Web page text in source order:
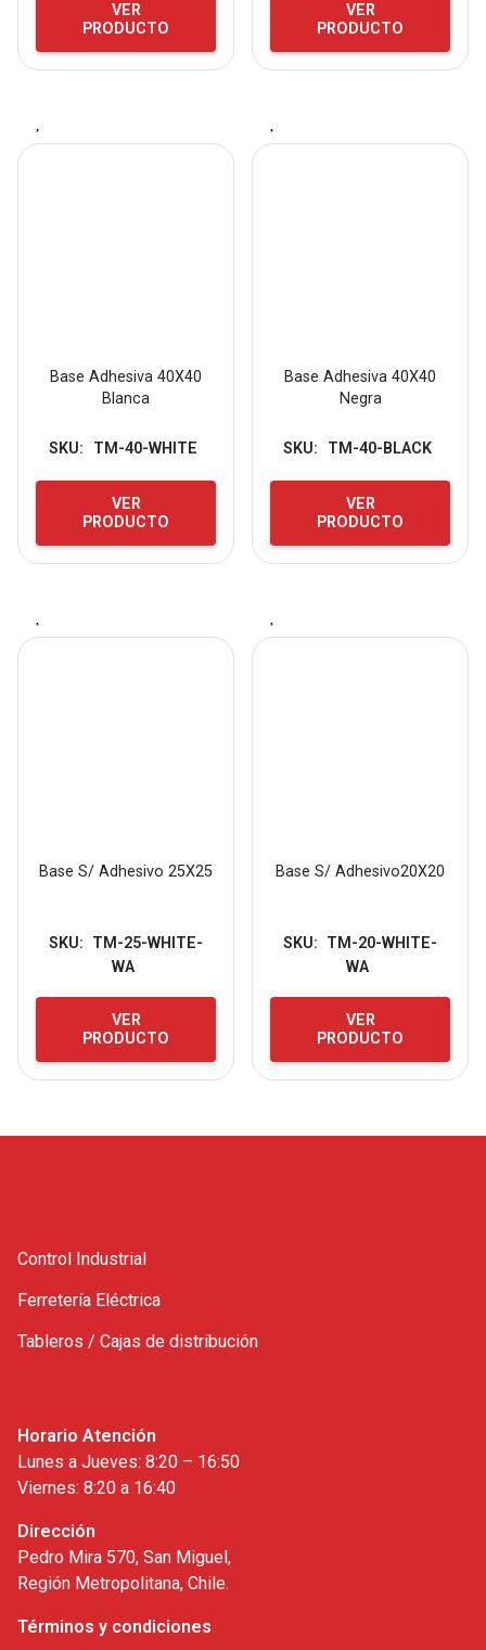
VER
PRODUCTO
VER
PRODUCTO
Base Adhesiva 40X40
Blanca
SKU: TM-40-WHITE
VER
PRODUCTO
Base Adhesiva 40X40
Negra
SKU: TM-40-BLACK
VER
PRODUCTO
Base S/ Adhesivo 25X25
SKU: TM-25-WHITE-
WA
VER
PRODUCTO
Base S/ Adhesivo20X20
SKU: TM-20-WHITE-
WA
VER
PRODUCTO
Control Industrial
Ferretería Eléctrica
Tableros / Cajas de distribución
Horario Atención
Lunes a Jueves: 8:20 – 16:50
Viernes: 8:20 a 16:40
Dirección
Pedro Mira 570, San Miguel,
Región Metropolitana, Chile.
Términos y condiciones